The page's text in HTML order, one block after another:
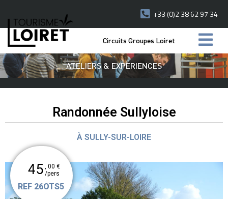
+33 (0)2 38 62 97 34
Circuits Groupes Loiret
ATELIERS & EXPERIENCES
Randonnée Sullyloise
À SULLY-SUR-LOIRE
REF 26OTS5
45 , 00 €
/pers